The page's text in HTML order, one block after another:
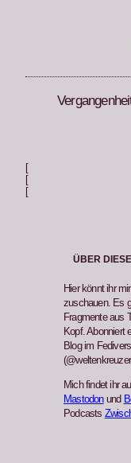
ÜBER
Hier könnt ihr
zuschauen. Es
Fragmente aus
Kopf. Abonniert
Blog im
Mich findet ihr
Mastodonund
Podcasts